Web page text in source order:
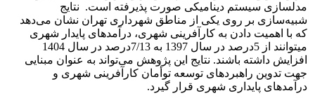
مدلسازی سیستم دینامیکی صورت پذیرفته است. نتایج
شبیه‌سازی بر روی یکی از مناطق شهرداری تهران نشان می‌دهد
که با اهمیت دادن به کارآفرینی شهری، درآمدهای پایدار شهری
می‏توانند از 5درصد در سال 1397 به 7/13درصد در سال 1404
افزایش داشته باشند. نتایج این پژوهش می‌تواند به عنوان مبنایی
جهت تدوین راهبردهای توسعه توأمان کارآفرینی شهری و
درآمدهای پایداری شهری قرار گیرد.